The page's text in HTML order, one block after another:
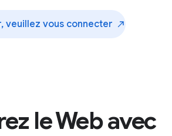
veuillez vous connecter
le Web avec